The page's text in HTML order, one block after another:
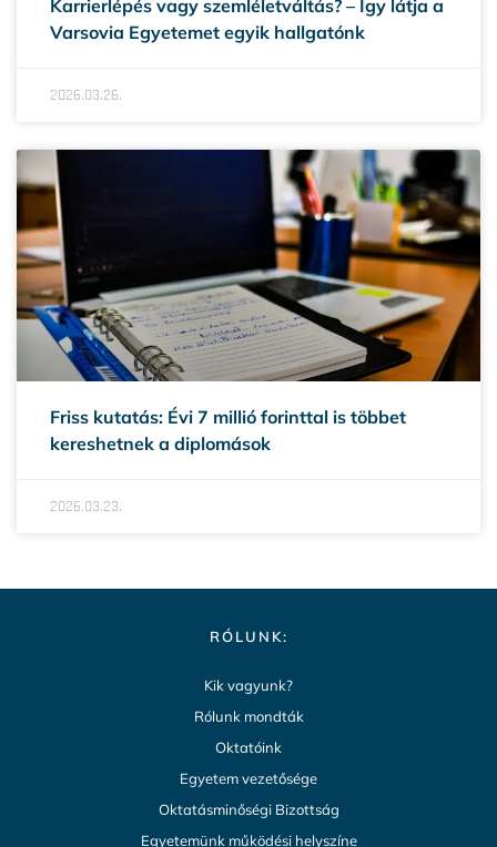
Karrierlépés vagy szemléletváltás? – Így látja a
Varsovia Egyetemet egyik hallgatónk
2026.03.26.
Friss kutatás: Évi 7 millió forinttal is többet
kereshetnek a diplomások
2026.03.23.
RÓLUNK:
Kik vagyunk?
Rólunk mondták
Oktatóink
Egyetem vezetősége
Oktatásminőségi Bizottság
Egyetemünk működési helyszíne